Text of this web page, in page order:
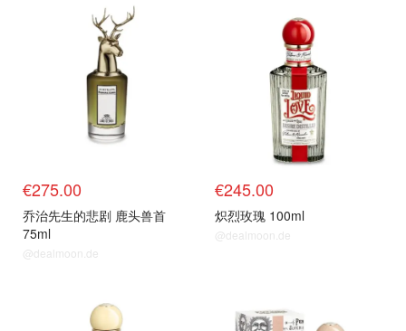
€275.00
乔治先生的悲剧 鹿头兽首
75ml
@dealmoon.de
€245.00
炽烈玫瑰 100ml
@dealmoon.de